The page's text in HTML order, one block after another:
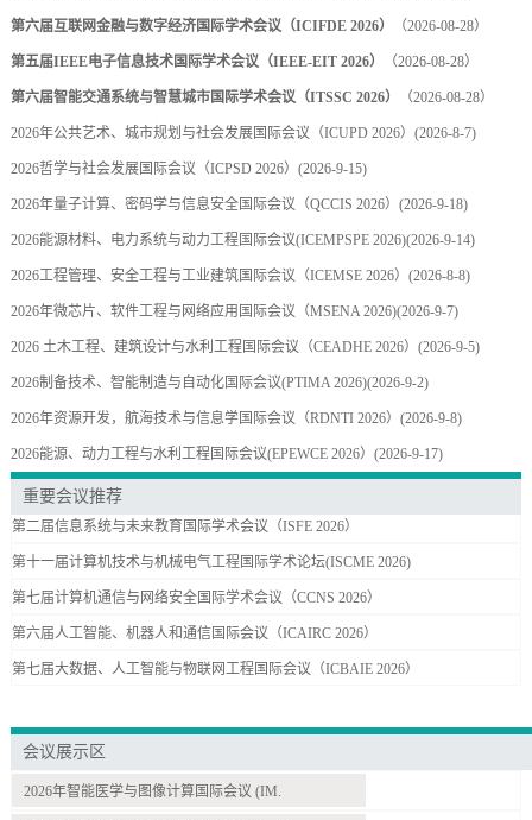
第六届互联网金融与数字经济国际学术会议（ICIFDE 2026） （2026-08-28）
第五届IEEE电子信息技术国际学术会议（IEEE-EIT 2026） （2026-08-28）
第六届智能交通系统与智慧城市国际学术会议（ITSSC 2026） （2026-08-28）
2026年公共艺术、城市规划与社会发展国际会议（ICUPD 2026） (2026-8-7)
2026哲学与社会发展国际会议（ICPSD 2026） (2026-9-15)
2026年量子计算、密码学与信息安全国际会议（QCCIS 2026） (2026-9-18)
2026能源材料、电力系统与动力工程国际会议(ICEMPSPE 2026)(2026-9-14)
2026工程管理、安全工程与工业建筑国际会议（ICEMSE 2026） (2026-8-8)
2026年微芯片、软件工程与网络应用国际会议（MSENA 2026)(2026-9-7)
2026 土木工程、建筑设计与水利工程国际会议（CEADHE 2026） (2026-9-5)
2026制备技术、智能制造与自动化国际会议(PTIMA 2026)(2026-9-2)
2026年资源开发，航海技术与信息学国际会议（RDNTI 2026） (2026-9-8)
2026能源、动力工程与水利工程国际会议(EPEWCE 2026） (2026-9-17)
重要会议推荐
第二届信息系统与未来教育国际学术会议（ISFE 2026）
第十一届计算机技术与机械电气工程国际学术论坛(ISCME 2026)
第七届计算机通信与网络安全国际学术会议（CCNS 2026）
第六届人工智能、机器人和通信国际会议（ICAIRC 2026）
第七届大数据、人工智能与物联网工程国际会议（ICBAIE 2026）
会议展示区
2026年智能医学与图像计算国际会议 (IM.